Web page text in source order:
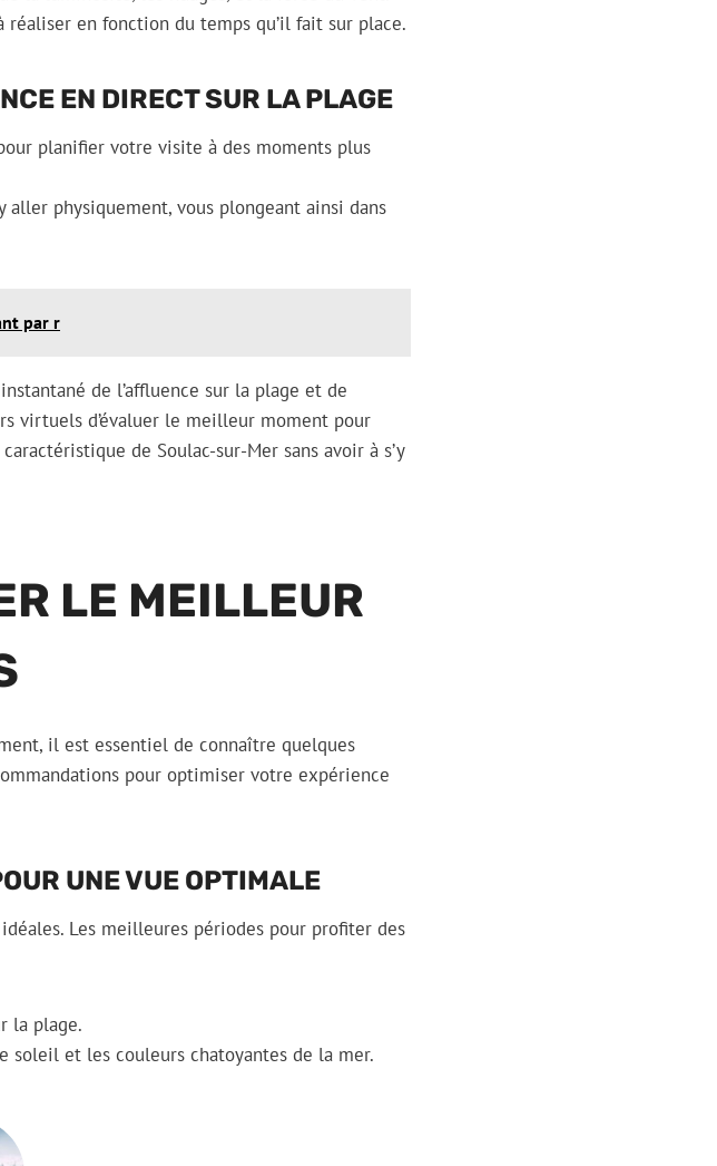
en fonction du temps qu’il fait sur place.
EN DIRECT SUR LA PLAGE
planifier votre visite à des moments plus
aller physiquement, vous plongeant ainsi dans
par r
de l’affluence sur la plage et de
virtuels d’évaluer le meilleur moment pour
de Soulac-sur-Mer sans avoir à s’y
LE MEILLEUR
il est essentiel de connaître quelques
pour optimiser votre expérience
UNE VUE OPTIMALE
Les meilleures périodes pour profiter des
la plage.
soleil et les couleurs chatoyantes de la mer.